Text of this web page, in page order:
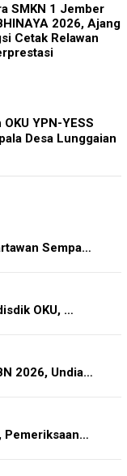
SMKN 1 Jember
2026, Ajang
Cetak Relawan
YPN-YESS
Desa Lunggaian
Sempa…
OKU, …
2026, Undia…
Pemeriksaan…